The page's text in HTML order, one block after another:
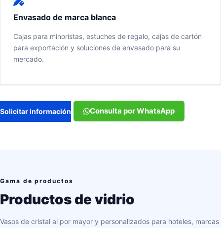
Envasado de marca blanca
Cajas para minoristas, estuches de regalo, cajas de cartón
para exportación y soluciones de envasado para su
mercado.
Solicitar información Consulta por WhatsApp
Gama de productos
Productos de vidrio
Vasos de cristal al por mayor y personalizados para hoteles, marcas